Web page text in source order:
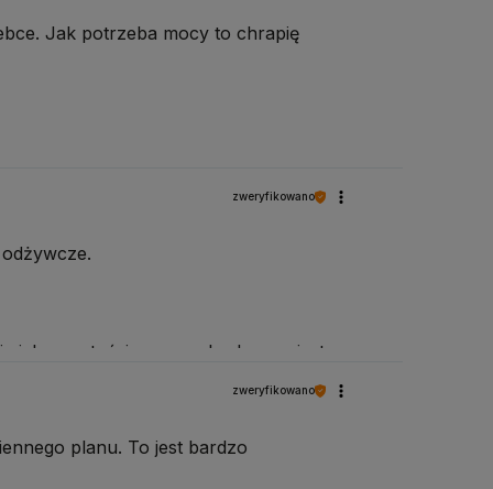
Jak potrzeba mocy to chrapię
jako wartościowa przekąska zamiast
zweryfikowano
zweryfikowano
planu. To jest bardzo